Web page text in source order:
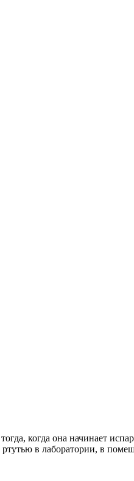
когда она начинает
в лаборатории, в